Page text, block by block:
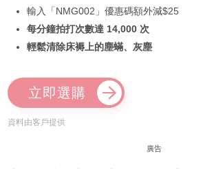
輸入「NMG002」優惠碼額外減$25
每分鐘拍打次數達 14,000 次
輕鬆清除床褥上的塵蟎、灰塵
立即選購
資料由客戶提供
廣告